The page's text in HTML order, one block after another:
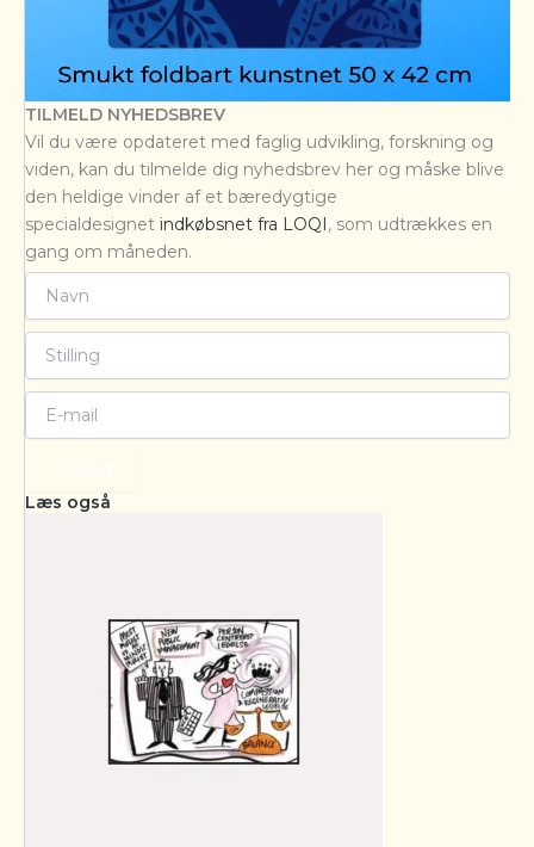
TILMELD NYHEDSBREV
Vil du være opdateret med faglig udvikling, forskning og
viden, kan du tilmelde dig nyhedsbrev her og måske blive
den heldige vinder af et bæredygtige
specialdesignet indkøbsnet fra LOQI , som udtrækkes en
gang om måneden.
Læs også